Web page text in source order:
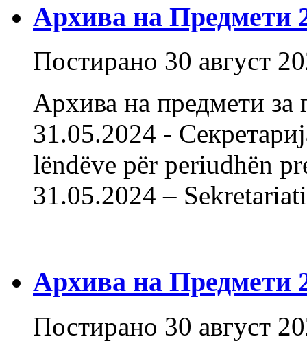
Архива на Предмети
Постирано 30 август
Архива на предмети
31.05.2024 -
lëndëve për periudhën
31.05.2024 –
Архива на Предмети
Постирано 30 август